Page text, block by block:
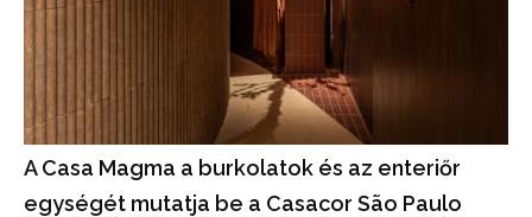
A Casa Magma a burkolatok és az enteriőr
egységét mutatja be a Casacor São Paulo